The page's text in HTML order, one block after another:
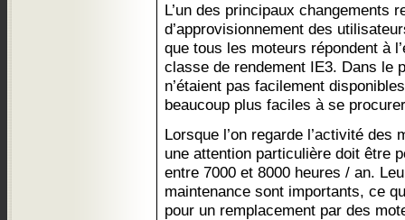
L’un des principaux changements
d’approvisionnement des
que tous les moteurs répondent à
classe de rendement IE3. Dans le
n’étaient pas facilement
beaucoup plus faciles à se
Lorsque l’on regarde l’activité
une attention particulière doit être
entre 7000 et 8000 heures / an.
maintenance sont importants, ce
pour un remplacement par des